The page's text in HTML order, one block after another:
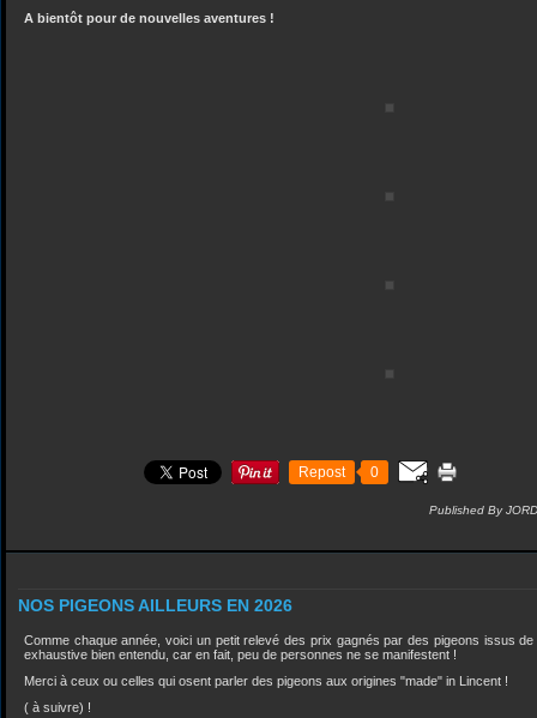
A bientôt pour de nouvelles aventures !
Repost 0
Published By
NOS PIGEONS AILLEURS EN 2026
Comme chaque année, voici un petit relevé des prix gagnés par des pigeons issus
exhaustive bien entendu, car en fait, peu de personnes ne se manifestent !
Merci à ceux ou celles qui osent parler des pigeons aux origines "made" in Lincent !
( à suivre) !